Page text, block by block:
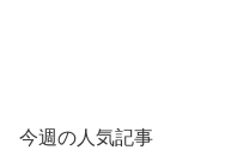
今週の人気記事